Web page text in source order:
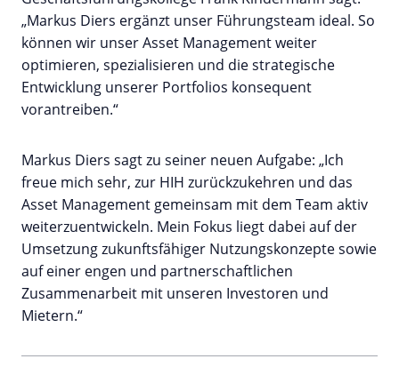
„Markus Diers ergänzt unser Führungsteam ideal. So
können wir unser Asset Management weiter
optimieren, spezialisieren und die strategische
Entwicklung unserer Portfolios konsequent
vorantreiben.“
Markus Diers sagt zu seiner neuen Aufgabe: „Ich
freue mich sehr, zur HIH zurückzukehren und das
Asset Management gemeinsam mit dem Team aktiv
weiterzuentwickeln. Mein Fokus liegt dabei auf der
Umsetzung zukunftsfähiger Nutzungskonzepte sowie
auf einer engen und partnerschaftlichen
Zusammenarbeit mit unseren Investoren und
Mietern.“